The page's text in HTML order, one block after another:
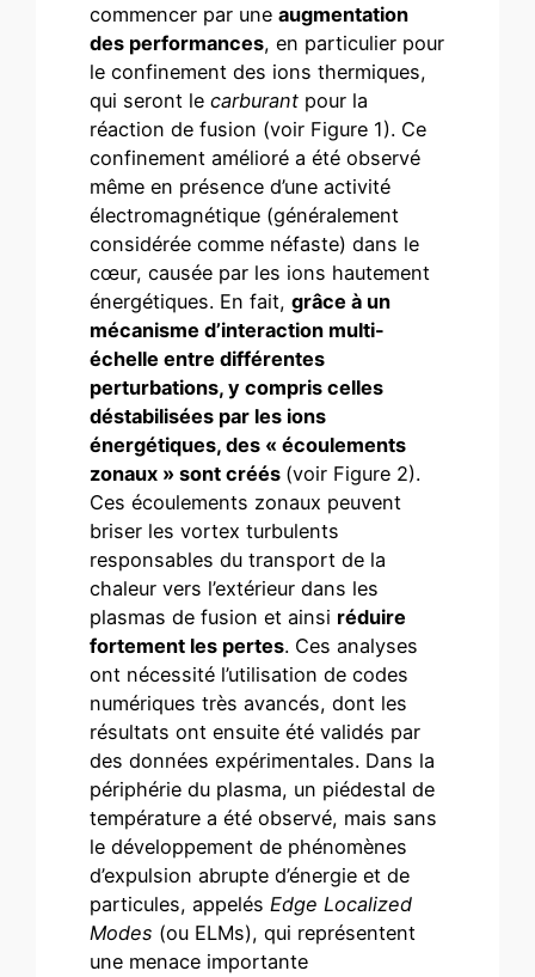
commencer par uneaugmentation
des performances, en particulier pour
le confinement des ions thermiques,
qui seront lecarburant pour la
réaction de fusion (voir Figure 1). Ce
confinement amélioré a été observé
même en présence d’une activité
électromagnétique (généralement
considérée comme néfaste) dans le
cœur, causée par les ions hautement
énergétiques. En fait,grâce à un
mécanisme d’interaction multi-
échelle entre différentes
perturbations, y compris celles
déstabilisées par les ions
énergétiques, des « écoulements
zonaux » sont créés (voir Figure 2).
Ces écoulements zonaux peuvent
briser les vortex turbulents
responsables du transport de la
chaleur vers l’extérieur dans les
plasmas de fusion et ainsi réduire
fortement les pertes. Ces analyses
ont nécessité l’utilisation de codes
numériques très avancés, dont les
résultats ont ensuite été validés par
des données expérimentales. Dans la
périphérie du plasma, un piédestal de
température a été observé, mais sans
le développement de phénomènes
d’expulsion abrupte d’énergie et de
particules, appelésEdge Localized
Modes (ou ELMs), qui représentent
une menace importante